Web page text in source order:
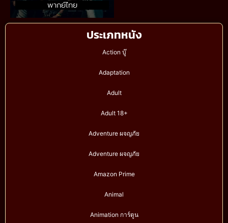
ประเภทหนัง
Action บู๊
Adaptation
Adult
Adult 18+
Adventure ผจญภัย
Adventure ผจญภัย
Amazon Prime
Animal
Animation การ์ตูน
พากย์ไทย